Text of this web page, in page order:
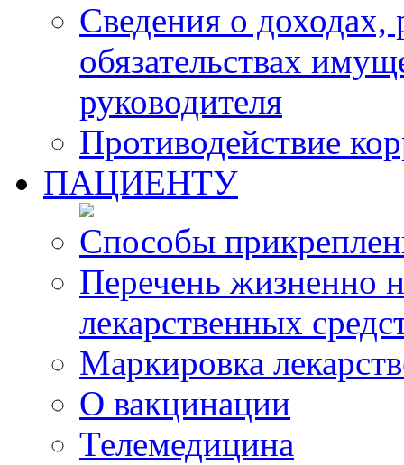
Сведения о доходах,
обязательствах
руководителя
Противодействие
ПАЦИЕНТУ
Способы
Перечень жизненно
лекарственных
Маркировка
О вакцинации
Телемедицина